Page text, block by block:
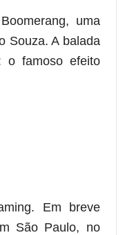
uma
Souza. A balada
o famoso efeito
Em breve
São Paulo, no